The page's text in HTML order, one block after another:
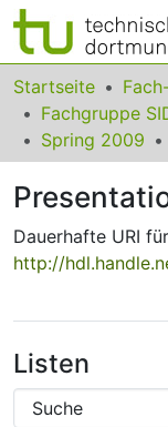
Bereiche &
Das gesamte
Leitlinien
Startseite
Fachgruppe
Spring 2009
Dauerhafte URI
http://
Listen